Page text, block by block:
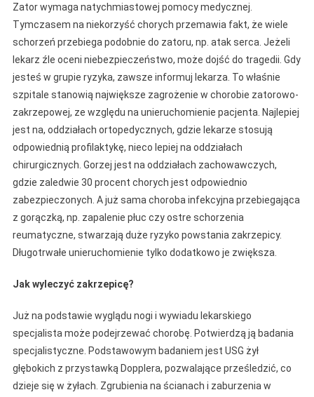
Zator wymaga natychmiastowej pomocy medycznej.
Tymczasem na niekorzyść chorych przemawia fakt, że wiele
schorzeń przebiega podobnie do zatoru, np. atak serca. Jeżeli
lekarz źle oceni niebezpieczeństwo, może dojść do tragedii. Gdy
jesteś w grupie ryzyka, zawsze informuj lekarza. To właśnie
szpitale stanowią największe zagrożenie w chorobie zatorowo-
zakrzepowej, ze względu na unieruchomienie pacjenta. Najlepiej
jest na, oddziałach ortopedycznych, gdzie lekarze stosują
odpowiednią profilaktykę, nieco lepiej na oddziałach
chirurgicznych. Gorzej jest na oddziałach zachowawczych,
gdzie zaledwie 30 procent chorych jest odpowiednio
zabezpieczonych. A już sama choroba infekcyjna przebiegająca
z gorączką, np. zapalenie płuc czy ostre schorzenia
reumatyczne, stwarzają duże ryzyko powstania zakrzepicy.
Długotrwałe unieruchomienie tylko dodatkowo je zwiększa.
Jak wyleczyć zakrzepicę?
Już na podstawie wyglądu nogi i wywiadu lekarskiego
specjalista może podejrzewać chorobę. Potwierdzą ją badania
specjalistyczne. Podstawowym badaniem jest USG żył
głębokich z przystawką Dopplera, pozwalające prześledzić, co
dzieje się w żyłach. Zgrubienia na ścianach i zaburzenia w